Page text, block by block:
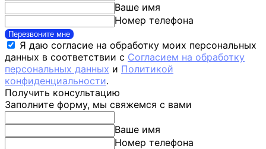
Ваше имя
Номер телефона
Перезвоните мне
Я даю согласие на обработку моих персональных
данных в соответствии с Согласием на обработку
персональных данных и Политикой
конфиденциальности.
Получить консультацию
Заполните форму, мы свяжемся с вами
Ваше имя
Номер телефона